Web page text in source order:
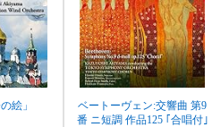
絵」
ベートーヴェン:交響曲 第9
番 ニ短調 作品125 ｢合唱付｣